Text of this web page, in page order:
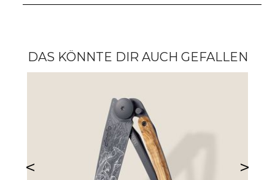
DAS KÖNNTE DIR AUCH GEFALLEN
< >